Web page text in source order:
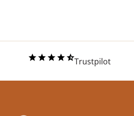
Trustpilot